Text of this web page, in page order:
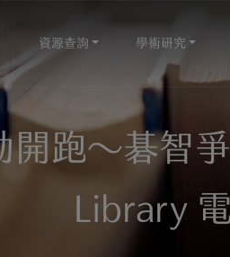
資源查詢 學術研究
開跑～碁智
Library